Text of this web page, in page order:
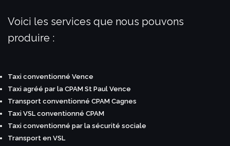
Voici les services que nous pouvons
produire :
Taxi conventionné Vence
Taxi agréé par la CPAM St Paul Vence
Transport conventionné CPAM Cagnes
Taxi VSL conventionné CPAM
Taxi conventionné par la sécurité sociale
Transport en VSL